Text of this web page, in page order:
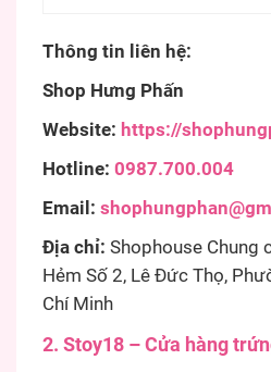
Thông tin liên hệ:
Shop Hưng Phấn
Website: https://
Hotline: 0987.700.004
Email:
Địa chỉ: Shophouse Chung
Hẻm Số 2, Lê Đức Thọ,
Chí Minh
2. Stoy18 – Cửa hàng